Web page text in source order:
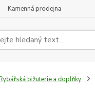
Kamenná prodejna
bižuterie a doplňky